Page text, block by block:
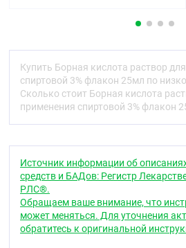
повреждения барабанной
В случае необходимости,
проконсультируйтесь с врачом
лекарственного препарата.
Противопоказания
перепонки: беременность,
лет, период грудного
Способ применения и
Местно. При остром и
капель наносят на турунду и
слуховой проход 2–3 раза в
Купить Борная кислота раствор
спиртовой 3% флакон 25мл по
Сколько стоит Борная кислота
применения спиртовой 3% флакон
Источник информации об
средств и БАДов: Регистр
РЛС®.
Обращаем ваше внимание, что
может меняться. Для уточнения
обратитесь к оригинальной